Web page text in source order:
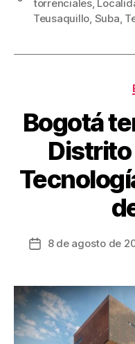
b
o
torrenciales,
Teusaquillo, Suba,
Bogotá
Fecha
entrada
8 de agosto de